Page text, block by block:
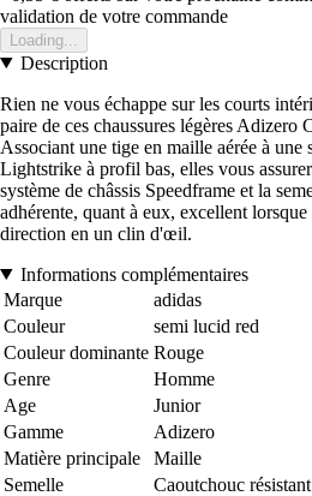
validation de votre commande
Loading...
Description
Rien ne vous échappe sur les courts
paire de ces chaussures légères Adizero
Associant une tige en maille aérée à une
Lightstrike à profil bas, elles vous
système de châssis Speedframe et la
adhérente, quant à eux, excellent
direction en un clin d'œil.
Informations complémentaires
Marque
adidas
Couleur
semi lucid red
Couleur dominante Rouge
Genre
Homme
Age
Junior
Gamme
Adizero
Matière principale
Maille
Semelle
Caoutchouc